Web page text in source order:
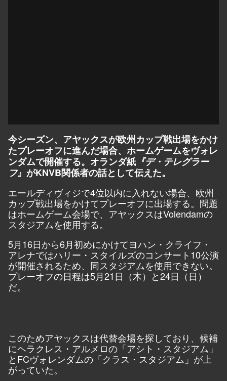
今シーズン、アヤックスが欧州カップ戦出場をかけ
たプレーオフに進んだ場合、ホームゲームをヴォレ
ンダムで開催する。オランダ紙 『デ・テレグラー
フ』がKNVB関係者の話として伝えた。
エールディヴィジで4位以内に入れない場合、欧州
カップ戦出場をかけてプレーオフに出場する。問題
はホームゲーム会場で、アヤックスはVolendamの
スタジアムを使用する。
5月16日から6月初めにかけてヨハン・クライフ・
アレナではハリー・スタイルズのコンサート10公演
が開催されるため、同スタジアムを使用できない。
プレーオフの日程は5月21日（木）と24日（日）
だ。
このためアヤックスは代替会場を探しており、候補
にヘラクレス・アルメロの「アシト・スタジアム」
とFCヴォレンダムの「クラス・スタジアム」が上
がっていた。